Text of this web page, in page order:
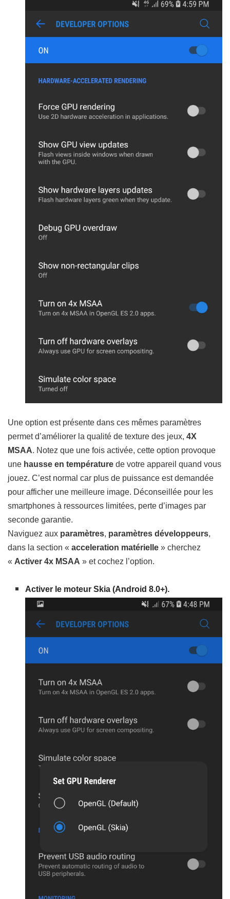
Une option est présente dans ces mêmes paramètres
permet d’améliorer la qualité de texture des jeux, 4X
MSAA. Notez que une fois activée, cette option provoque
une hausse en température de votre appareil quand vous
jouez. C’est normal car plus de puissance est demandée
pour afficher une meilleure image. Déconseillée pour les
smartphones à ressources limitées, perte d’images par
seconde garantie.
Naviguez aux paramètres, paramètres développeurs,
dans la section « acceleration matérielle » cherchez
« Activer 4x MSAA » et cochez l’option.
Activer le moteur Skia (Android 8.0+).